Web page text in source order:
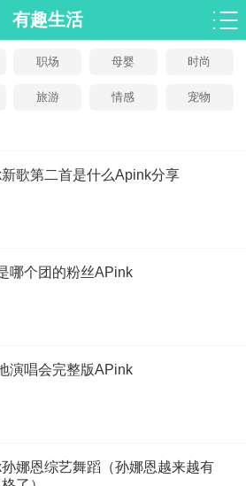
有趣生活
职场 母婴 时尚
旅游 情感 宠物
歌第二首是什么Apink分享
哪个团的粉丝APink
演唱会完整版APink
娜恩综艺舞蹈（孙娜恩越来越有